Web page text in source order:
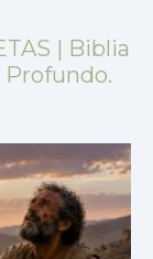
| Biblia